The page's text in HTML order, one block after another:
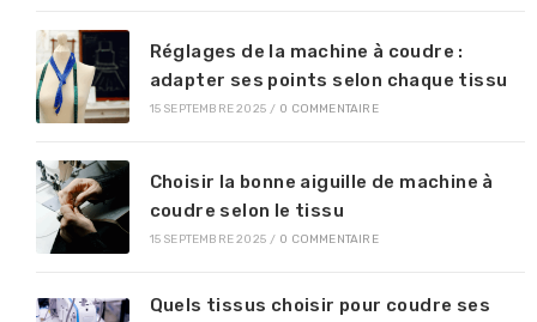
Réglages de la machine à coudre :
adapter ses points selon chaque tissu
15 SEPTEMBRE 2025 / 0 COMMENTAIRE
Choisir la bonne aiguille de machine à
coudre selon le tissu
15 SEPTEMBRE 2025 / 0 COMMENTAIRE
Quels tissus choisir pour coudre ses